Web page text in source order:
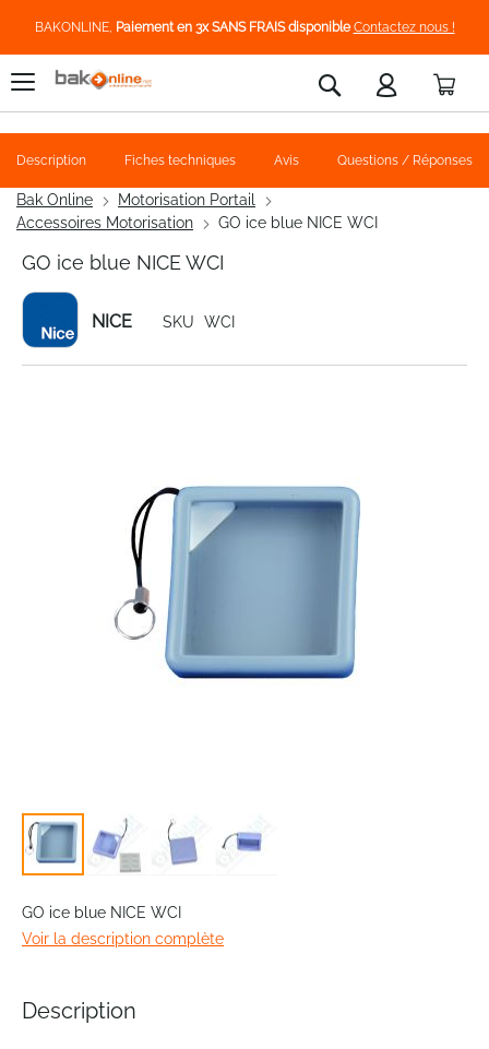
BAKONLINE, Paiement en 3x SANS FRAIS disponible Contactez nous !
Rechercher
Bak Online
Motorisation Portail
Accessoires Motorisation
GO ice blue NICE WCI
GO ice blue NICE WCI
NICE SKU WCI
to
the
beginning
images
GO ice blue NICE WCI
Voir la description complète
Description Fiches techniques Avis Questions / Réponses
Description